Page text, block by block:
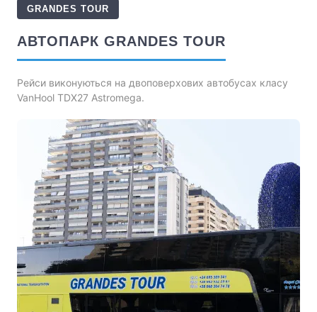
GRANDES TOUR
АВТОПАРК GRANDES TOUR
Рейси виконуються на двоповерхових автобусах класу
VanHool TDX27 Astromega.